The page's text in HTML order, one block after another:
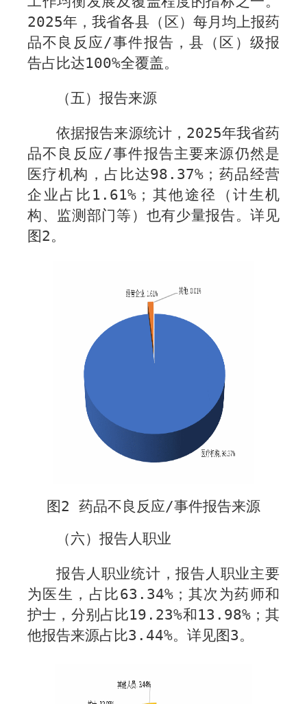
2025年，我省各县（区）每月均上报药
品不良反应/事件报告，县（区）级报
告占比达100%全覆盖。
（五）报告来源
依据报告来源统计， 2025年我省药
品不良反应/事件报告主要来源仍然是
医疗机构，占比达98.37% ；药品经营
企业占比 1.61% ；其他途径（计生机
构、监测部门等）也有少量报告。详见
图2。
图2 药品不良反应/事件报告来源
（六）报告人职业
报告人职业统计，报告人职业主要
为医生，占比63.34%；其次为药师和
护士，分别占比19.23%和13.98%；其
他报告来源占比3.44%。详见图3。